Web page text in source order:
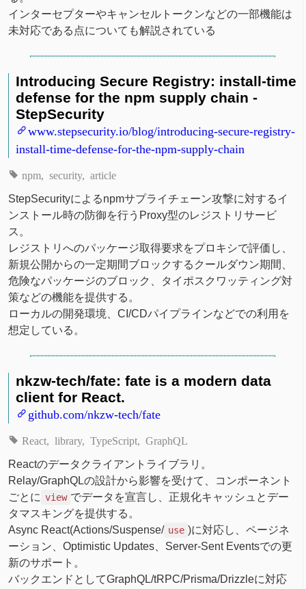
インターセプターやキャンセルトークンなどの一部機能は
未対応である点についても解説されている
Introducing Secure Registry: install-time
defense for the npm supply chain -
StepSecurity
www.stepsecurity.io/blog/introducing-secure-registry-
install-time-defense-for-the-npm-supply-chain
npm security article
StepSecurityによるnpmサプライチェーン攻撃に対するイ
ンストール時の防御を行うProxy型のレジストリサービ
ス。
レジストリへのパッケージ取得要求をプロキシで評価し、
新規公開からの一定期間ブロックするクールダウン期間、
危険なパッケージのブロック、タイポスクワッティング対
策などの機能を提供する。
ローカルの開発環境、CI/CDパイプラインなどでの利用を
想定している。
nkzw-tech/fate: fate is a modern data
client for React.
github.com/nkzw-tech/fate
React library TypeScript GraphQL
Reactのデータクライアントライブラリ。
Relay/GraphQLの設計から影響を受けて、コンポーネント
ごとに view でデータを宣言し、正規化キャッシュとデー
タマスキングを提供する。
Async React(Actions/Suspense/ use )に対応し、ページネ
ーション、Optimistic Updates、Server-Sent Eventsでの更
新のサポート。
バックエンドとしてGraphQL/tRPC/Prisma/Drizzleに対応